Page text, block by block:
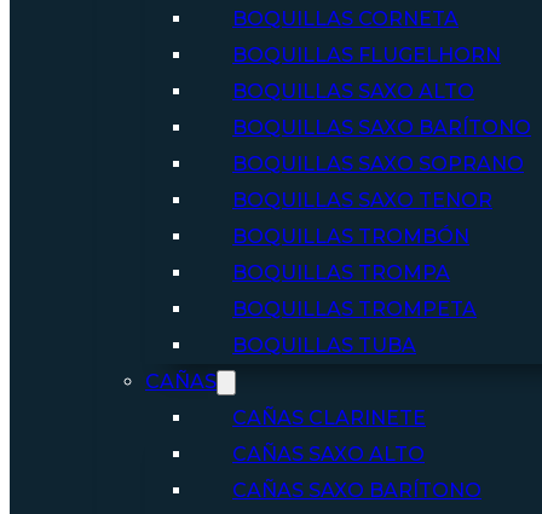
BOQUILLAS CORNETA
BOQUILLAS FLUGELHORN
BOQUILLAS SAXO ALTO
BOQUILLAS SAXO BARÍTONO
BOQUILLAS SAXO SOPRANO
BOQUILLAS SAXO TENOR
BOQUILLAS TROMBÓN
BOQUILLAS TROMPA
BOQUILLAS TROMPETA
BOQUILLAS TUBA
CAÑAS
CAÑAS CLARINETE
CAÑAS SAXO ALTO
CAÑAS SAXO BARÍTONO